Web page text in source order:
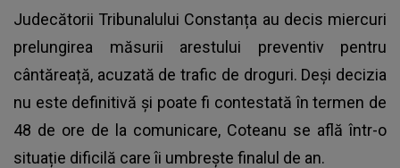
Judecătorii Tribunalului Constanța au decis miercuri
prelungirea măsurii arestului preventiv pentru
cântăreață, acuzată de trafic de droguri. Deși decizia
nu este definitivă și poate fi contestată în termen de
48 de ore de la comunicare, Coteanu se află într-o
situație dificilă care îi umbrește finalul de an.